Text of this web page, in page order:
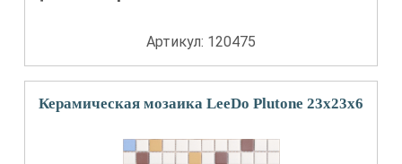
Артикул: 120475
Керамическая мозаика LeeDo Plutone 23x23x6